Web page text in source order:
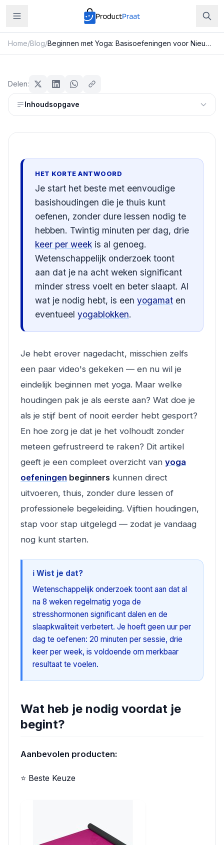
Home/Blog/ Beginnen met Yoga: Basisoefeningen voor Nieuwkomers
Beginnen met Yoga:
Basisoefeningen voor
Nieuwkomers
Redactie ProductPraat
Delen:
Inhoudsopgave
HET KORTE ANTWOORD
Je start het beste met eenvoudige
basishoudingen die je thuis kunt
oefenen, zonder dure lessen nodig te
hebben. Twintig minuten per dag, drie
keer per week is al genoeg.
Wetenschappelijk onderzoek toont
aan dat je na acht weken significant
minder stress voelt en beter slaapt. Al
wat je nodig hebt, is een yogamat en
eventueel yogablokken.
Je hebt erover nagedacht, misschien zelfs
een paar video's gekeken — en nu wil je
eindelijk beginnen met yoga. Maar welke
houdingen pak je als eerste aan? Wat doe je
als je stijf bent of nooit eerder hebt gesport?
En hoe zorg je dat je het volhoudt zonder
meteen gefrustreerd te raken? Dit artikel
geeft je een compleet overzicht van yoga
oefeningen beginners kunnen direct
uitvoeren, thuis, zonder dure lessen of
professionele begeleiding. Vijftien houdingen,
stap voor stap uitgelegd — zodat je vandaag
nog kunt starten.
ℹ️ Wist je dat?
Wetenschappelijk onderzoek toont aan dat al
na 8 weken regelmatig yoga de
stresshormonen significant dalen en de
slaapkwaliteit verbetert. Je hoeft geen uur per
dag te oefenen: 20 minuten per sessie, drie
keer per week, is voldoende om merkbaar
resultaat te voelen.
Wat heb je nodig voordat je
begint?
Aanbevolen producten:
⭐ Beste Keuze